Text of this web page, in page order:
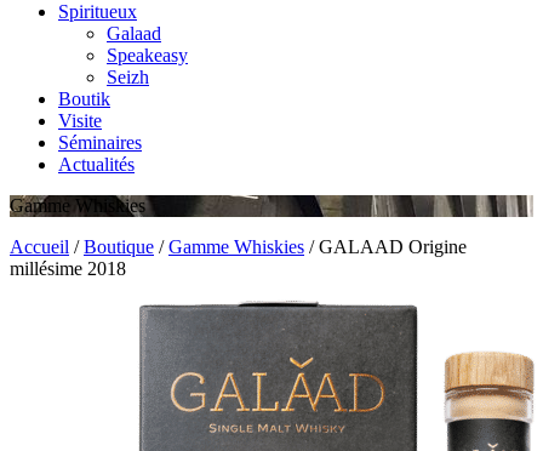
Spiritueux
Galaad
Speakeasy
Seizh
Boutik
Visite
Séminaires
Actualités
Gamme Whiskies
Accueil /Boutique /Gamme Whiskies /GALAAD Origine
millésime 2018